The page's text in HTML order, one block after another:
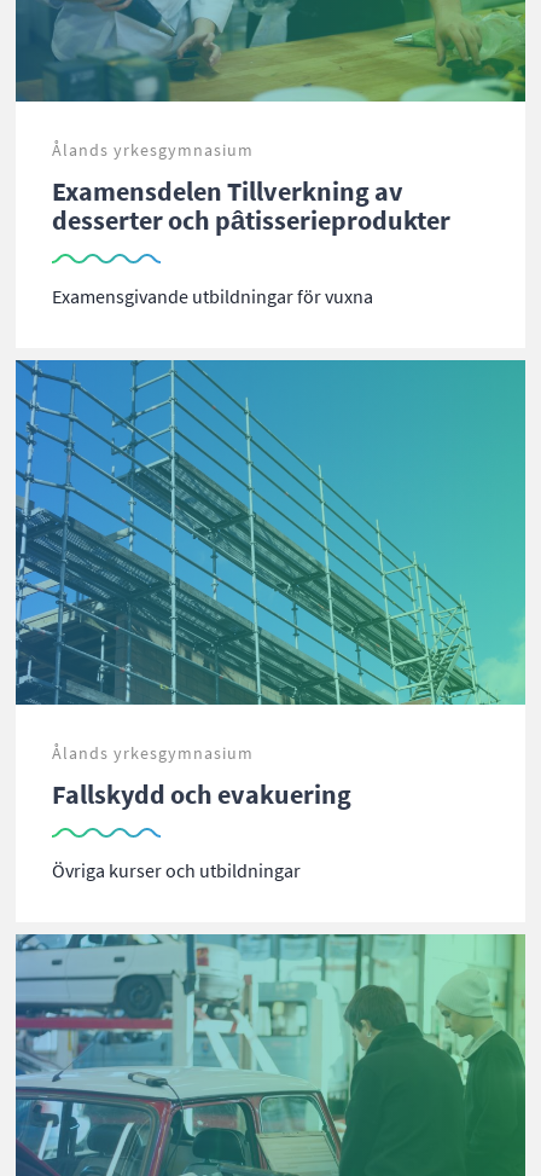
Ålands yrkesgymnasium
Examensdelen Tillverkning av
desserter och pâtisserieprodukter
Examensgivande utbildningar för vuxna
Ålands yrkesgymnasium
Fallskydd och evakuering
Övriga kurser och utbildningar